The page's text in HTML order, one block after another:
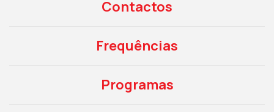
Contactos
Frequências
Programas